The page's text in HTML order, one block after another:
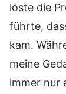
löste die
führte,
kam.
meine
immer nur